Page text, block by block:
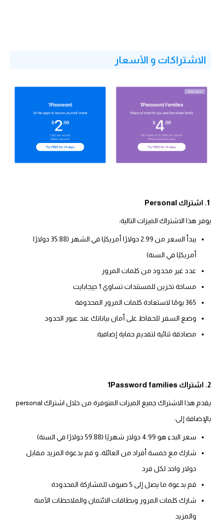
الاشتراكات و الأسعار
يوفر هذا الاشتراك الميزات التالية:
يبدأ السعر من 2.99 دولارًا أمريكيًا في الشهر (35.88 دولارًا
أمريكيًا في السنة)
عدد غير محدود من كلمات المرور
مساحة تخزين للمستندات تساوي 1 جيجابايت
365 يومًا لاستعادة كلمات المرور المحذوفة
وضع السفر للحفاظ على أمان بياناتك عند عبور الحدود
مصادقة ثنائية لتقديم حماية إضافية.
2. اشتراك 1Password families
بالإضافة إلى:
سعر البدء هو 4.99 دولار شهريًا (59.88 دولارًا في السنة)
شارك مع خمسة أفراد من العائلة، و قم بدعوة المزيد مقابل
دولار واحد لكل فرد
قم بدعوة ما يصل إلى 5 ضيوف للمشاركة المحدودة
شارك كلمات المرور وبطاقات الائتمان والملاحظات الآمنة
والمزيد